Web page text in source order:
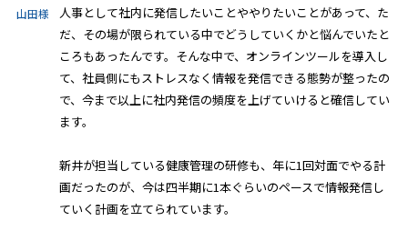
山田様
人事として社内に発信したいことややりたいことがあって、た
だ、その場が限られている中でどうしていくかと悩んでいたと
ころもあったんです。そんな中で、オンラインツールを導入し
て、社員側にもストレスなく情報を発信できる態勢が整ったの
で、今まで以上に社内発信の頻度を上げていけると確信してい
ます。
新井が担当している健康管理の研修も、年に1回対面でやる計
画だったのが、今は四半期に1本ぐらいのペースで情報発信し
ていく計画を立てられています。